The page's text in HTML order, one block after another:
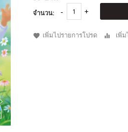
จำนวน:
เพิ่มไปรายการโปรด เพิ่